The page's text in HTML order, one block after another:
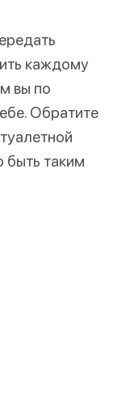
каждому
вы по
Обратите
быть таким